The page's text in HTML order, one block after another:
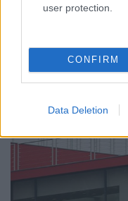
user protection.
CONFIRM
Data Deletion
kisemberek”